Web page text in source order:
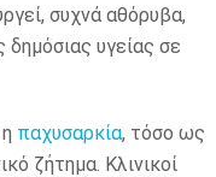
συχνά αθόρυβα,
δημόσιας υγείας σε
παχυσαρκία, τόσο ως
ζήτημα. Κλινικοί